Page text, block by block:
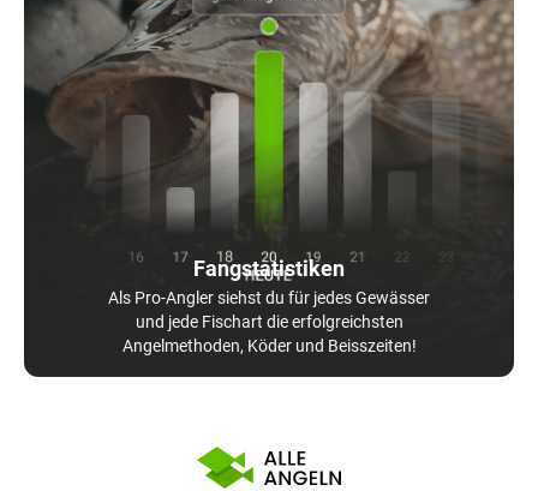
Fangstatistiken
Als Pro-Angler siehst du für jedes Gewässer
und jede Fischart die erfolgreichsten
Angelmethoden, Köder und Beisszeiten!